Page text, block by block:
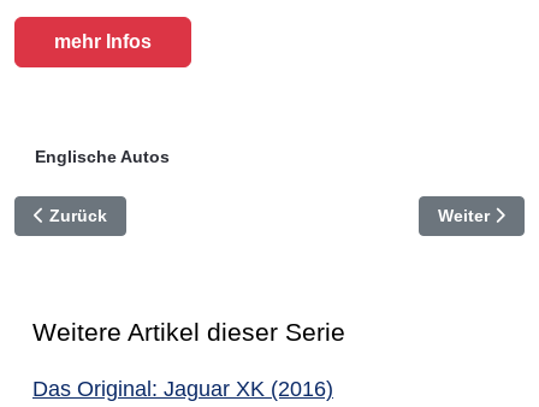
mehr Infos
Englische Autos
Vorheriger Beitrag: Jaguar
Zurück Nächster
Weiter
Weitere Artikel dieser Serie
Das Original: Jaguar XK (2016)